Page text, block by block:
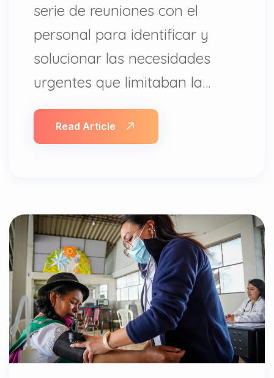
serie de reuniones con el
personal para identificar y
solucionar las necesidades
urgentes que limitaban la…
Read Article